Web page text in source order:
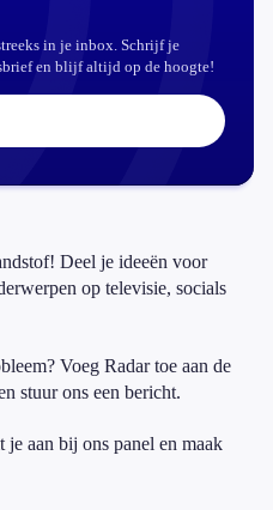
in je inbox. Schrijf je
en blijf altijd op de hoogte!
Deel je ideeën voor
op televisie, socials
Voeg Radar toe aan de
stuur ons een bericht.
aan bij ons panel en maak